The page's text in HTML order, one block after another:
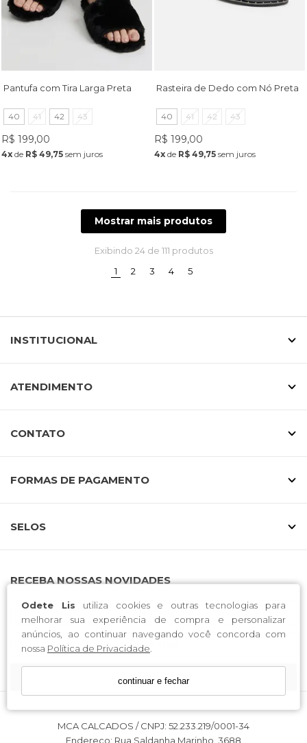
Odete Lis utiliza cookies e outras tecnologias para
melhorar sua experiência de compra e personalizar
anúncios, ao continuar navegando você concorda com
nossa Política de Privacidade
continuar e fechar
Pantufa com Tira Larga Preta
40 41 42 43
R$ 199,00
4xde R$ 49,75sem juros
Rasteira de Dedo com Nó Preta
40 41 42 43
R$ 199,00
4x de R$ 49,75 sem juros
Mostrar mais produtos
Exibindo 24de 111 produtos
1 (current)
2 3 4 5
INSTITUCIONAL
ATENDIMENTO
CONTATO
FORMAS DE PAGAMENTO
SELOS
RECEBA NOSSAS NOVIDADES
CADASTRE-SE
MCA CALCADOS / CNPJ: 52.233.219/0001-34
Endereço: Rua Saldanha Marinho, 3688